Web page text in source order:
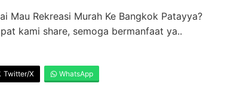
Mau Rekreasi Murah Ke Bangkok Patayya?
kami share, semoga bermanfaat ya..
Twitter/X WhatsApp